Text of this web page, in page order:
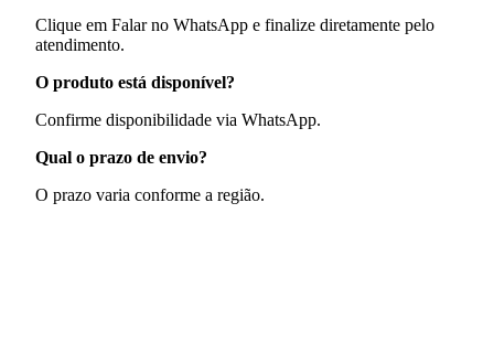
Clique em Falar no WhatsApp e finalize diretamente pelo
atendimento.
O produto está disponível?
Confirme disponibilidade via WhatsApp.
Qual o prazo de envio?
O prazo varia conforme a região.